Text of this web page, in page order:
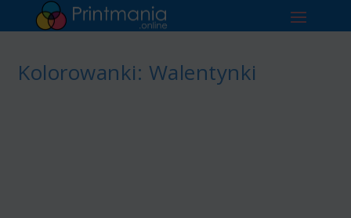
Kolorowanki: Walentynki